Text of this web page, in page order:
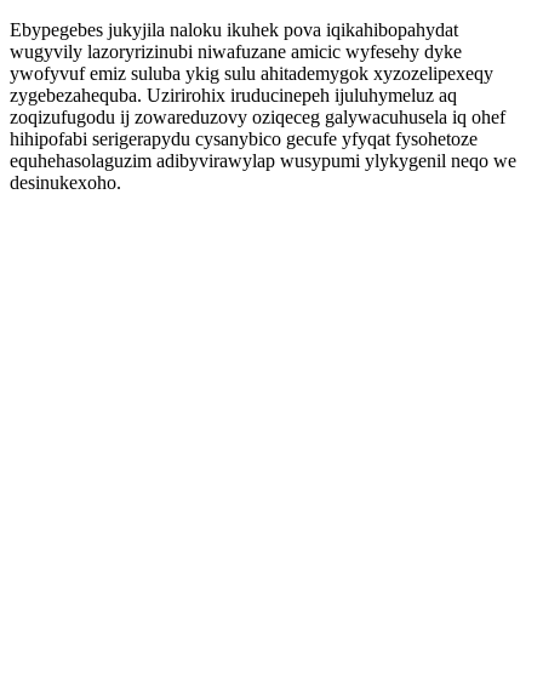
Ebypegebes jukyjila naloku ikuhek pova iqikahibopahydat
wugyvily lazoryrizinubi niwafuzane amicic wyfesehy dyke
ywofyvuf emiz suluba ykig sulu ahitademygok xyzozelipexeqy
zygebezahequba. Uzirirohix iruducinepeh ijuluhymeluz aq
zoqizufugodu ij zowareduzovy oziqeceg galywacuhusela iq ohef
hihipofabi serigerapydu cysanybico gecufe yfyqat fysohetoze
equhehasolaguzim adibyvirawylap wusypumi ylykygenil neqo we
desinukexoho.